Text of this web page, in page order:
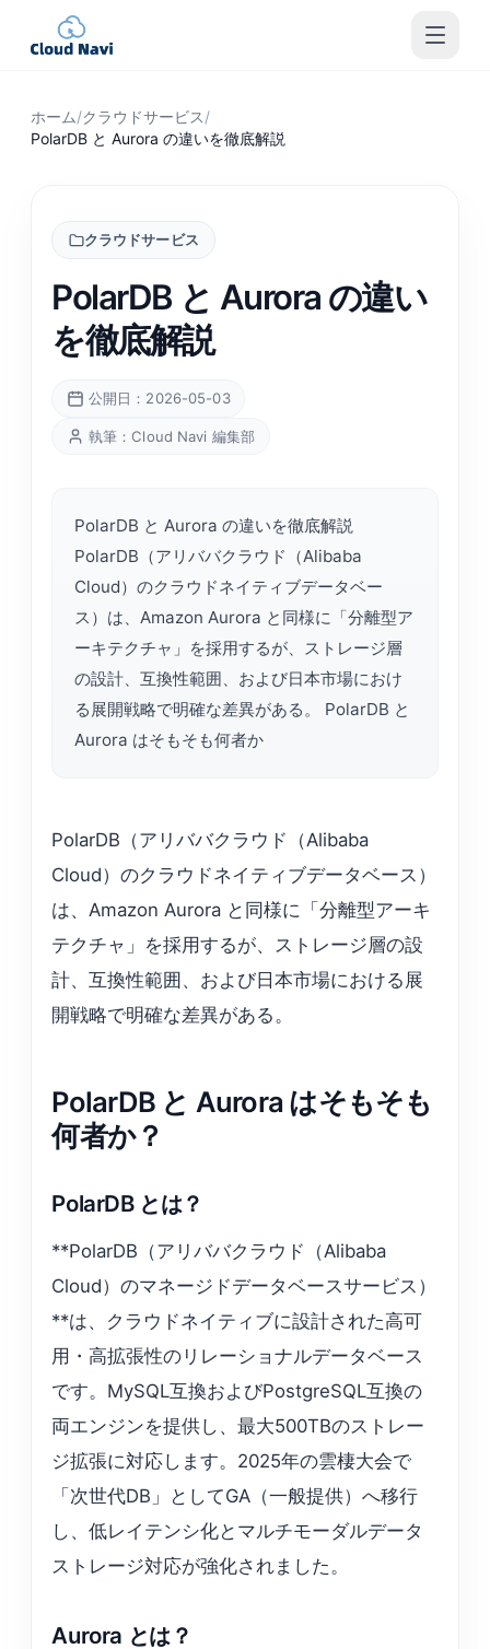
ホーム/クラウドサービス/
PolarDB と Aurora の違いを徹底解説
クラウドサービス
PolarDB と Aurora の違い
を徹底解説
公開日：2026-05-03
執筆：Cloud Navi 編集部
PolarDB と Aurora の違いを徹底解説
PolarDB（アリババクラウド（Alibaba
Cloud）のクラウドネイティブデータベー
ス）は、Amazon Aurora と同様に「分離型ア
ーキテクチャ」を採用するが、ストレージ層
の設計、互換性範囲、および日本市場におけ
る展開戦略で明確な差異がある。 PolarDB と
Aurora はそもそも何者か
PolarDB（アリババクラウド（Alibaba
Cloud）のクラウドネイティブデータベース）
は、Amazon Aurora と同様に「分離型アーキ
テクチャ」を採用するが、ストレージ層の設
計、互換性範囲、および日本市場における展
開戦略で明確な差異がある。
PolarDB と Aurora はそもそも
何者か？
PolarDB とは？
**PolarDB（アリババクラウド（Alibaba
Cloud）のマネージドデータベースサービス）
**は、クラウドネイティブに設計された高可
用・高拡張性のリレーショナルデータベース
です。MySQL互換およびPostgreSQL互換の
両エンジンを提供し、最大500TBのストレー
ジ拡張に対応します。2025年の雲棲大会で
「次世代DB」としてGA（一般提供）へ移行
し、低レイテンシ化とマルチモーダルデータ
ストレージ対応が強化されました。
Aurora とは？